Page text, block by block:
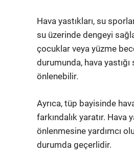
Hava yastıkları, su
su üzerinde dengeyi
çocuklar veya yüzme
durumunda, hava
önlenebilir.
Ayrıca, tüp bayisinde
farkındalık yaratır. Hava
önlenmesine yardımcı
durumda geçerlidir.